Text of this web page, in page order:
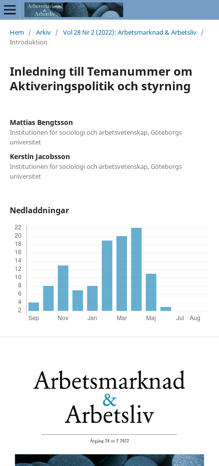
Hem / Arkiv / Vol 28 Nr 2 (2022): Arbetsmarknad & Arbetsliv /
Introduktion
Inledning till Temanummer om
Aktiveringspolitik och styrning
Mattias Bengtsson
Institutionen för sociologi och arbetsvetenskap, Göteborgs
universitet
Kerstin Jacobsson
Institutionen för sociologi och arbetsvetenskap, Göteborgs
universitet
Nedladdningar